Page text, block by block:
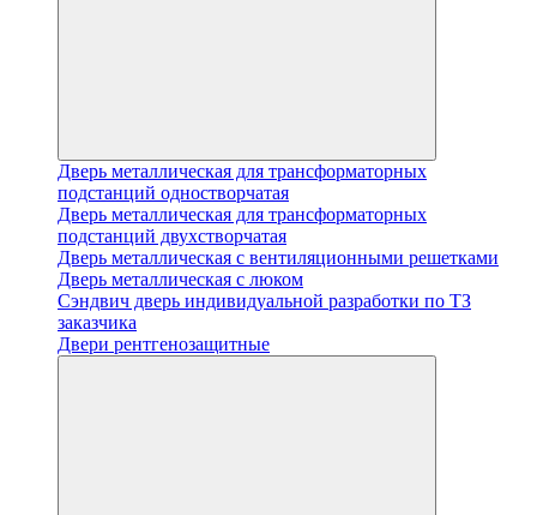
Дверь металлическая для трансформаторных
подстанций одностворчатая
Дверь металлическая для трансформаторных
подстанций двухстворчатая
Дверь металлическая с вентиляционными решетками
Дверь металлическая с люком
Cэндвич дверь индивидуальной разработки по ТЗ
заказчика
Двери рентгенозащитные